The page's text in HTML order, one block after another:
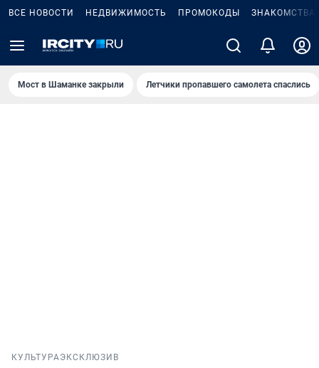
ВСЕ НОВОСТИ НЕДВИЖИМОСТЬ ПРОМОКОДЫ ЗНАКОМСТВА
Мост в Шаманке закрыли Летчики пропавшего самолета спаслись
КУЛЬТУРАЭКСКЛЮЗИВ